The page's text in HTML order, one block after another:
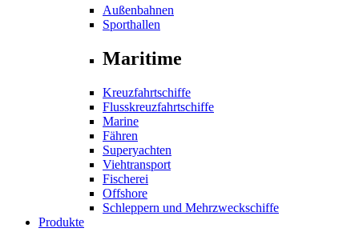
Außenbahnen
Sporthallen
Maritime
Kreuzfahrtschiffe
Flusskreuzfahrtschiffe
Marine
Fähren
Superyachten
Viehtransport
Fischerei
Offshore
Schleppern und Mehrzweckschiffe
Produkte